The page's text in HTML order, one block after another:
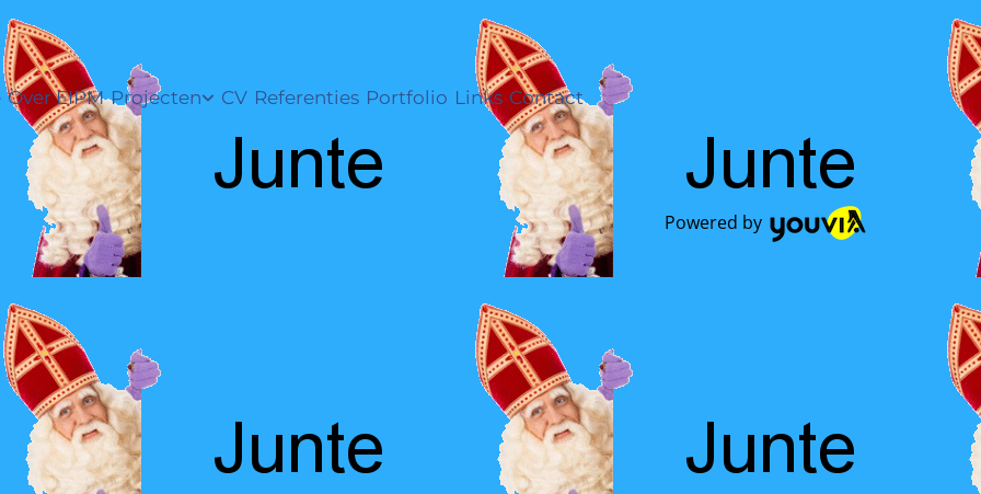
Over EIPM Projecten CV Referenties Portfolio Links Contact
Powered by